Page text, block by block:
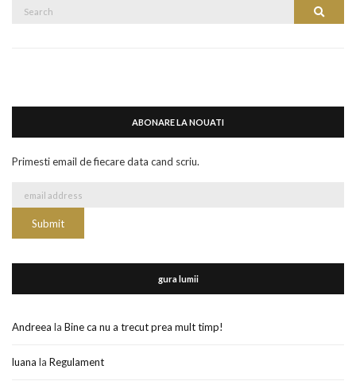
Search
ABONARE LA NOUATI
Primesti email de fiecare data cand scriu.
gura lumii
Andreea la Bine ca nu a trecut prea mult timp!
luana la Regulament